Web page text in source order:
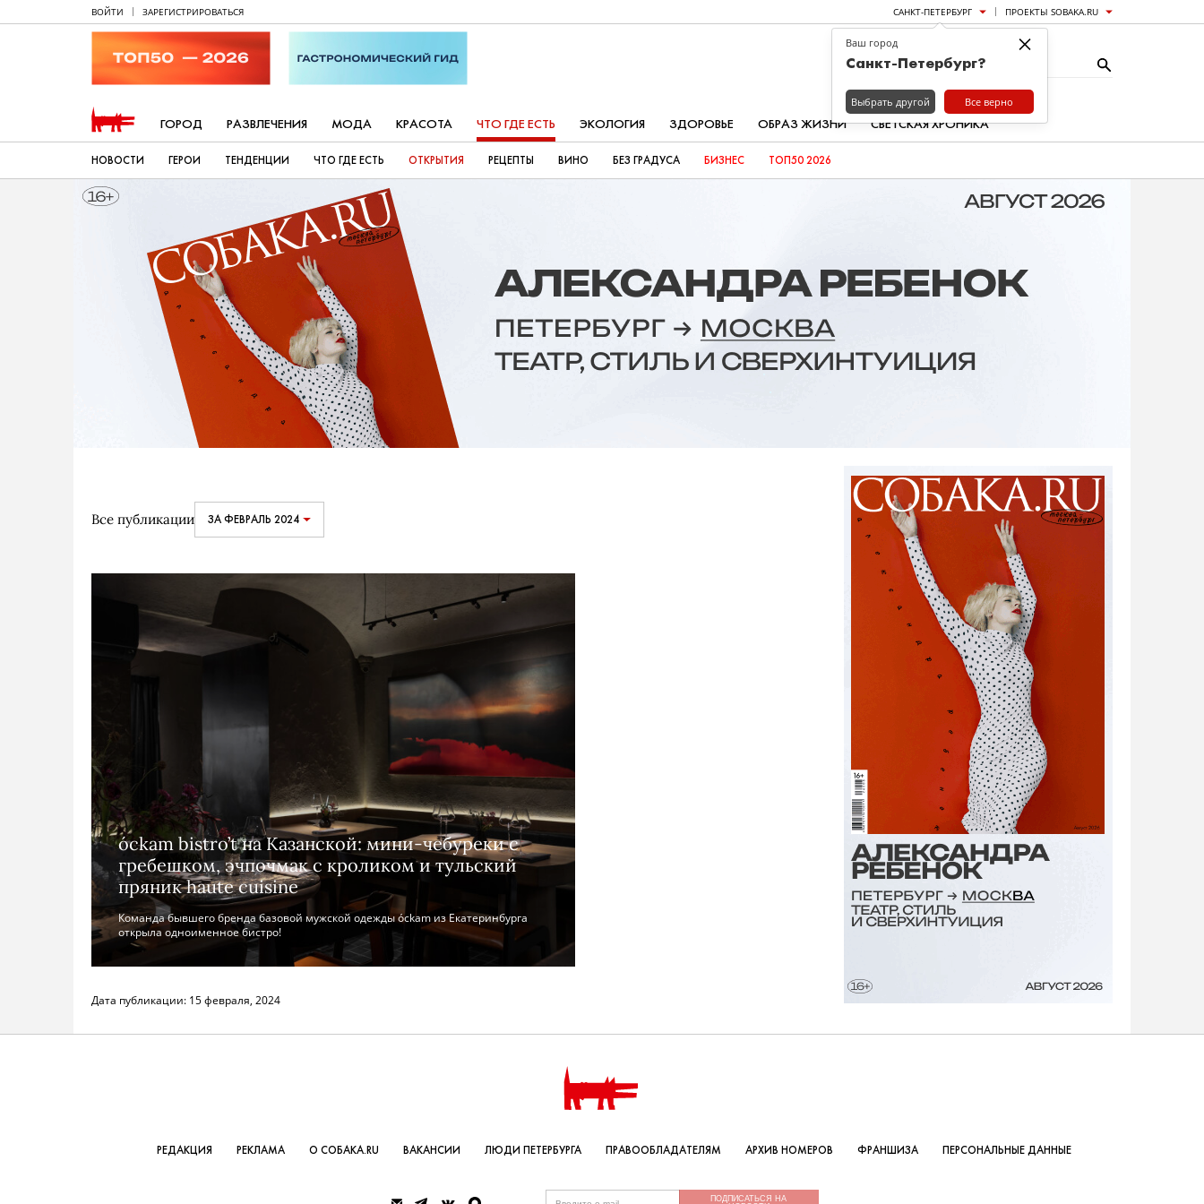
ВОЙТИ ЗАРЕГИСТРИРОВАТЬСЯ САНКТ-ПЕТЕРБУРГ ПРОЕКТЫ SOBAKA.RU
ГОРОД РАЗВЛЕЧЕНИЯ МОДА КРАСОТА ЧТО ГДЕ ЕСТЬ ЭКОЛОГИЯ ЗДОРОВЬЕ ОБРАЗ ЖИЗНИ СВЕТСКАЯ ХРОНИКА
НОВОСТИ ГЕРОИ ТЕНДЕНЦИИ ЧТО ГДЕ ЕСТЬ ОТКРЫТИЯ РЕЦЕПТЫ ВИНО БЕЗ ГРАДУСА БИЗНЕС ТОП50 2026
Все публикации ЗА ФЕВРАЛЬ 2024
óckam bistro’t на Казанской: мини-чебуреки с
гребешком, эчпочмак с кроликом и тульский
пряник haute cuisine
Команда бывшего бренда базовой мужской одежды óckam из Екатеринбурга
открыла одноименное бистро!
Дата публикации: 15 февраля, 2024
РЕДАКЦИЯ РЕКЛАМА О СОБАКА.RU ВАКАНСИИ ЛЮДИ ПЕТЕРБУРГА ПРАВООБЛАДАТЕЛЯМ АРХИВ НОМЕРОВ ФРАНШИЗА ПЕРСОНАЛЬНЫЕ ДАННЫЕ
ПОДПИСАТЬСЯ НА
×
Ваш город
Санкт-Петербург?
Выбрать другой Все верно